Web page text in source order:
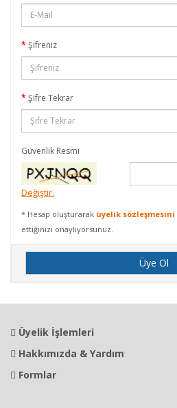
Şifreniz
Şifre Tekrar
Güvenlik Resmi
Değiştir.
* Hesap oluşturarak üyelik sözleşmesini
ettiğinizi onaylıyorsunuz.
Üyelik İşlemleri
Hakkımızda & Yardım
Formlar